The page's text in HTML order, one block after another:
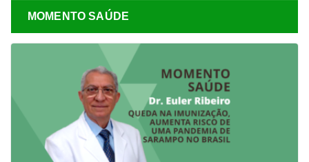
MOMENTO SAÚDE